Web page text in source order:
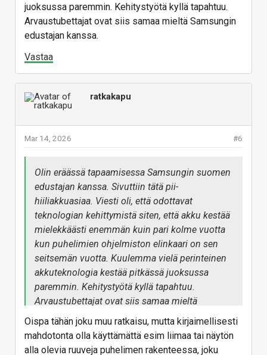
juoksussa paremmin. Kehitystyötä kyllä tapahtuu.
Arvaustubettajat ovat siis samaa mieltä Samsungin
edustajan kanssa.
Vastaa
ratkakapu
#6
Mar 14, 2026
Olin eräässä tapaamisessa Samsungin suomen
edustajan kanssa. Sivuttiin tätä pii-
hiiliakkuasiaa. Viesti oli, että odottavat
teknologian kehittymistä siten, että akku kestää
mielekkäästi enemmän kuin pari kolme vuotta
kun puhelimien ohjelmiston elinkaari on sen
seitsemän vuotta. Kuulemma vielä perinteinen
akkuteknologia kestää pitkässä juoksussa
paremmin. Kehitystyötä kyllä tapahtuu.
Arvaustubettajat ovat siis samaa mieltä
Samsungin edustajan kanssa.
Oispa tähän joku muu ratkaisu, mutta kirjaimellisesti
mahdotonta olla käyttämättä esim liimaa tai näytön
alla olevia ruuveja puhelimen rakenteessa, joku